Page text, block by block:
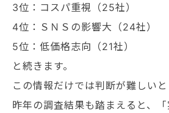
3位：コスパ重視（25社）
4位：ＳＮＳの影響大（24社）
5位：低価格志向（21社）
と続きます。
この情報だけでは判断が難しいと
昨年の調査結果も踏まえると、